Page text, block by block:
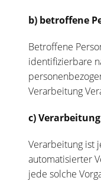
b) betroffene
Betroffene
identifizierbare
Verarbeitung
c) Verarbeitung
Verarbeitung ist
automatisierter
jede solche